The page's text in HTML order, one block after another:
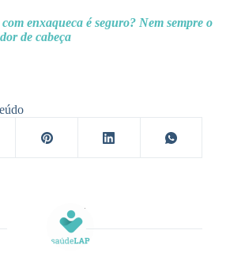
enxaqueca é seguro? Nem sempre o
de cabeça